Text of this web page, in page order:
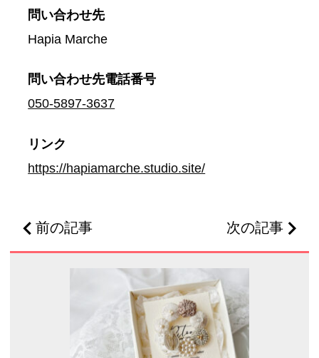
問い合わせ先
Hapia Marche
問い合わせ先電話番号
050-5897-3637
リンク
https://hapiamarche.studio.site/
前の記事 次の記事